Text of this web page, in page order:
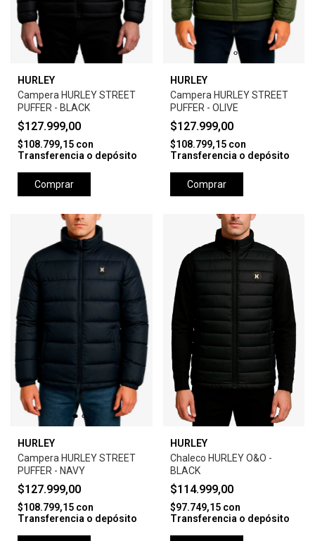
HURLEY
Campera HURLEY STREET
PUFFER - BLACK
$127.999,00
$108.799,15 con
Transferencia o depósito
Comprar
HURLEY
Campera HURLEY STREET
PUFFER - OLIVE
$127.999,00
$108.799,15 con
Transferencia o depósito
Comprar
HURLEY
Campera HURLEY STREET
PUFFER - NAVY
$127.999,00
$108.799,15 con
Transferencia o depósito
HURLEY
Chaleco HURLEY O&O -
BLACK
$114.999,00
$97.749,15 con
Transferencia o depósito